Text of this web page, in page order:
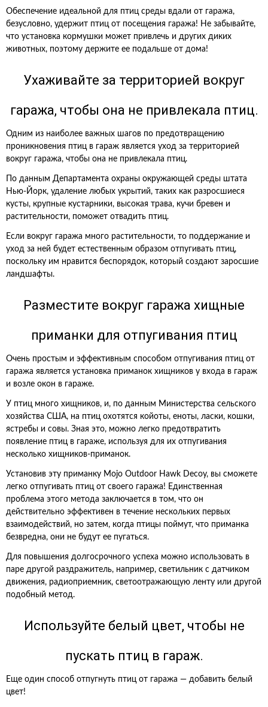
Обеспечение идеальной для птиц среды вдали от гаража,
безусловно, удержит птиц от посещения гаража! Не забывайте,
что установка кормушки может привлечь и других диких
животных, поэтому держите ее подальше от дома!
Ухаживайте за территорией вокруг
гаража, чтобы она не привлекала птиц.
Одним из наиболее важных шагов по предотвращению
проникновения птиц в гараж является уход за территорией
вокруг гаража, чтобы она не привлекала птиц.
По данным Департамента охраны окружающей среды штата
Нью-Йорк, удаление любых укрытий, таких как разросшиеся
кусты, крупные кустарники, высокая трава, кучи бревен и
растительности, поможет отвадить птиц.
Если вокруг гаража много растительности, то поддержание и
уход за ней будет естественным образом отпугивать птиц,
поскольку им нравится беспорядок, который создают заросшие
ландшафты.
Разместите вокруг гаража хищные
приманки для отпугивания птиц
Очень простым и эффективным способом отпугивания птиц от
гаража является установка приманок хищников у входа в гараж
и возле окон в гараже.
У птиц много хищников, и, по данным Министерства сельского
хозяйства США, на птиц охотятся койоты, еноты, ласки, кошки,
ястребы и совы. Зная это, можно легко предотвратить
появление птиц в гараже, используя для их отпугивания
несколько хищников-приманок.
Установив эту приманку Mojo Outdoor Hawk Decoy, вы сможете
легко отпугивать птиц от своего гаража! Единственная
проблема этого метода заключается в том, что он
действительно эффективен в течение нескольких первых
взаимодействий, но затем, когда птицы поймут, что приманка
безвредна, они не будут ее пугаться.
Для повышения долгосрочного успеха можно использовать в
паре другой раздражитель, например, светильник с датчиком
движения, радиоприемник, светоотражающую ленту или другой
подобный метод.
Используйте белый цвет, чтобы не
пускать птиц в гараж.
Еще один способ отпугнуть птиц от гаража — добавить белый
цвет!